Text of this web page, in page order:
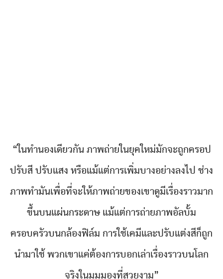
“ในทำนองเดียวกัน ภาพถ่ายในยุคใหม่มักจะถูกครอป
ปรับสี ปรับแสง หรือแม้แต่การเพิ่มบางอย่างลงไป ช่าง
ภาพทำมันเพื่อที่จะให้ภาพถ่ายของเขาดูมีเรื่องราวมาก
ขึ้นบนแผ่นกระดาษ แม้แต่การถ่ายภาพอัลบั้ม
ครอบครัวบนกล้องฟิล์ม การใช้เคมีและปรับแต่งสีก็ถูก
นำมาใช้ พวกเขาแค่ต้องการบอกเล่าเรื่องราวบนโลก
จริงในมุมมองที่สวยงาม”